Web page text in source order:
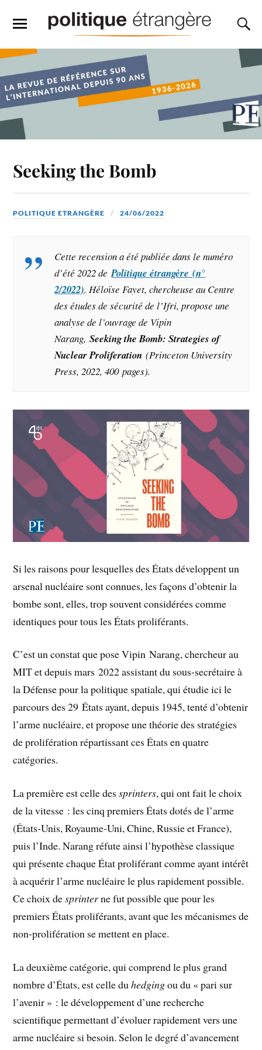
Seeking the Bomb
POLITIQUE ETRANGÈRE 24/06/2022
Cette recension a été publiée dans le numéro
d’été 2022 dePolitique étrangère (n°
2/2022). Héloïse Fayet, chercheuse au Centre
des études de sécurité de l’Ifri, propose une
analyse de l’ouvrage de Vipin
Narang,Seeking the Bomb: Strategies of
Nuclear Proliferation(Princeton University
Press, 2022, 400 pages).
Si les raisons pour lesquelles des États développent un
arsenal nucléaire sont connues, les façons d’obtenir la
bombe sont, elles, trop souvent considérées comme
identiques pour tous les États proliférants.
C’est un constat que pose Vipin Narang, chercheur au
MIT et depuis mars 2022 assistant du sous-secrétaire à
la Défense pour la politique spatiale, qui étudie ici le
parcours des 29 États ayant, depuis 1945, tenté d’obtenir
l’arme nucléaire, et propose une théorie des stratégies
de prolifération répartissant ces États en quatre
catégories.
La première est celle dessprinters, qui ont fait le choix
de la vitesse : les cinq premiers États dotés de l’arme
(États-Unis, Royaume-Uni, Chine, Russie et France),
puis l’Inde. Narang réfute ainsi l’hypothèse classique
qui présente chaque État proliférant comme ayant intérêt
à acquérir l’arme nucléaire le plus rapidement possible.
Ce choix desprinterne fut possible que pour les
premiers États proliférants, avant que les mécanismes de
non-prolifération se mettent en place.
La deuxième catégorie, qui comprend le plus grand
nombre d’États, est celle duhedgingou du « pari sur
l’avenir » : le développement d’une recherche
scientifique permettant d’évoluer rapidement vers une
arme nucléaire si besoin. Selon le degré d’avancement